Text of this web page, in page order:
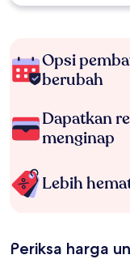
Opsi
berubah
Dapatkan
menginap
Lebih
Periksa harga